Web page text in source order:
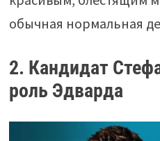
обычная нормальная
2. Кандидат
роль Эдварда